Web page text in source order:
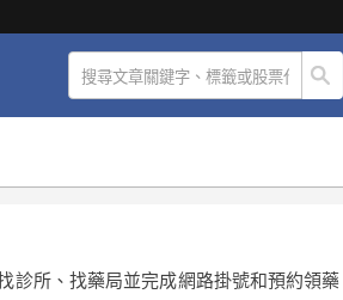
診所、找藥局並完成網路掛號和預約領